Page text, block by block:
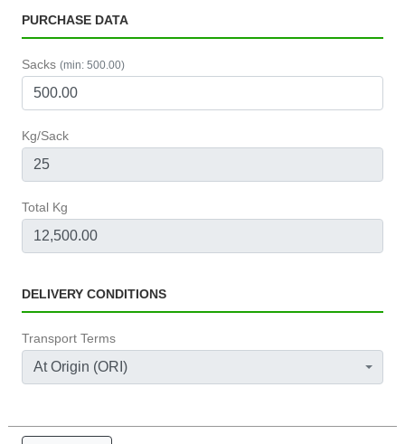
PURCHASE DATA
Sacks (min: 500.00)
Kg/Sack
Total Kg
DELIVERY CONDITIONS
Transport Terms
At Origin (ORI)